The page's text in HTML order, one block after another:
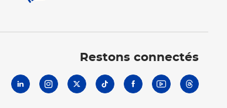
Restons connectés